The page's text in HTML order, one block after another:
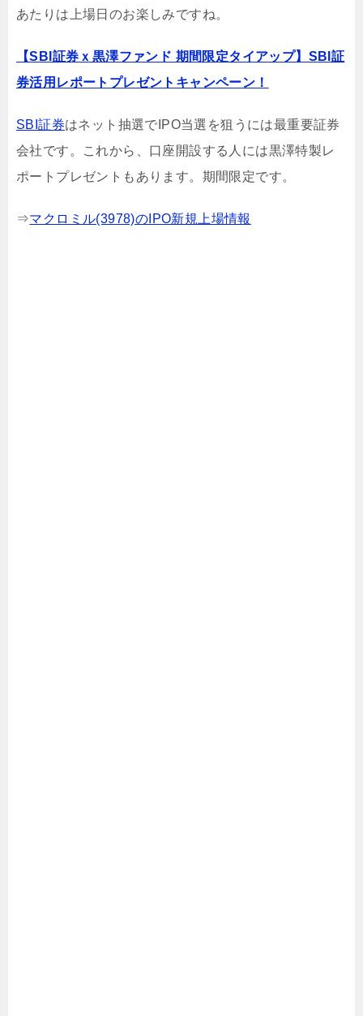
あたりは上場日のお楽しみですね。
【SBI証券ｘ黒澤ファンド 期間限定タイアップ】SBI証
券活用レポートプレゼントキャンペーン！
SBI証券はネット抽選でIPO当選を狙うには最重要証券
会社です。これから、口座開設する人には黒澤特製レ
ポートプレゼントもあります。期間限定です。
⇒マクロミル(3978)のIPO新規上場情報